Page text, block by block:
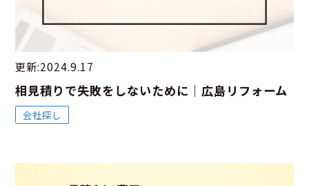
更新:2024.9.17
相見積りで失敗をしないために｜広島リフォーム
会社探し